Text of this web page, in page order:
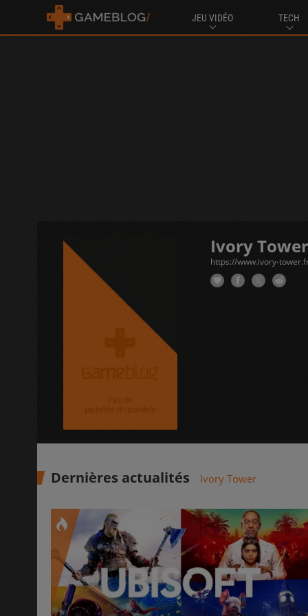
JEU VIDÉO TECH
Ivory Tower
https://www.ivory-
Dernières actualités Ivory Tower